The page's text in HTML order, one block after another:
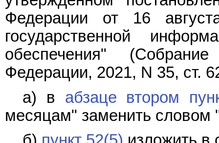
Федерации от 16
государственной
обеспечения" (Собрание
Федерации, 2021, N 35, ст.
а) в абзаце втором
месяцам" заменить словом